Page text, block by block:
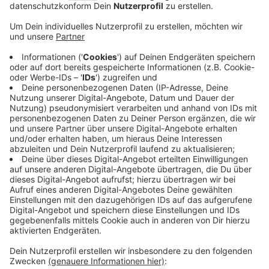
Ursprünglich sollte die Bahnstrecke zwischen Bocholt
und Wesel Ende des Jahres elektrifiziert sein, so daß
die schnelleren Elektroloks dort fahren können. Aber
das Ganze verzögert sich immer weiter und viele von
uns, die die Strecke oft nutzen, sind sauer. Die
Bocholter CDU-Fraktion fordert Bürgermeister Peter
Nebelo jetzt in einem offenen Brief dazu auf, Druck zu
machen. Er müsse der Deutschen Bahn klarmachen,
wie wichtig die Elektrifizierung für die Pendler und
auch die Stadt sei. Denn dadurch würde auch die
Attraktivität Bocholts als Wohnort, Einkaufsstadt und
Ort zur Freizeitgestaltung deutlich steigen, meint die
CDU-Fraktion.
Anzeige